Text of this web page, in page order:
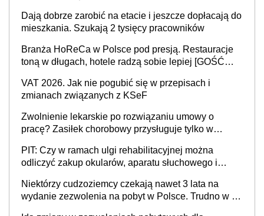
Dają dobrze zarobić na etacie i jeszcze dopłacają do
mieszkania. Szukają 2 tysięcy pracowników
Branża HoReCa w Polsce pod presją. Restauracje
toną w długach, hotele radzą sobie lepiej [GOŚĆ
VAT 2026. Jak nie pogubić się w przepisach i
zmianach związanych z KSeF
Zwolnienie lekarskie po rozwiązaniu umowy o
pracę? Zasiłek chorobowy przysługuje tylko w
stosunku pracy
PIT: Czy w ramach ulgi rehabilitacyjnej można
odliczyć zakup okularów, aparatu słuchowego i
Niektórzy cudzoziemcy czekają nawet 3 lata na
wydanie zezwolenia na pobyt w Polsce. Trudno w to